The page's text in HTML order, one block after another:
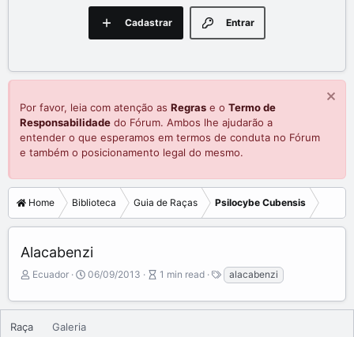
Entrar
Cadastrar
Por favor, leia com atenção as Regras e o Termo de
Responsabilidade do Fórum. Ambos lhe ajudarão a
entender o que esperamos em termos de conduta no Fórum
e também o posicionamento legal do mesmo.
Home Biblioteca Guia de Raças Psilocybe Cubensis
Alacabenzi
A
t
r
Ecuador
P
b
06/09/2013
A
t
1 min read
T
a
g
alacabenzi
Raça Galeria